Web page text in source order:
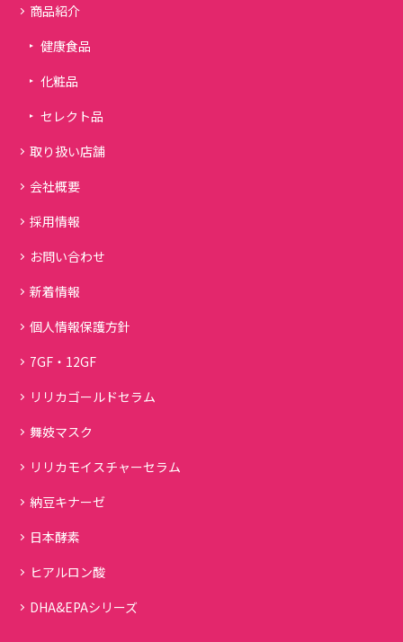
商品紹介
健康食品
化粧品
セレクト品
取り扱い店舗
会社概要
採用情報
お問い合わせ
新着情報
個人情報保護方針
7GF・12GF
リリカゴールドセラム
舞妓マスク
リリカモイスチャーセラム
納豆キナーゼ
日本酵素
ヒアルロン酸
DHA&EPAシリーズ